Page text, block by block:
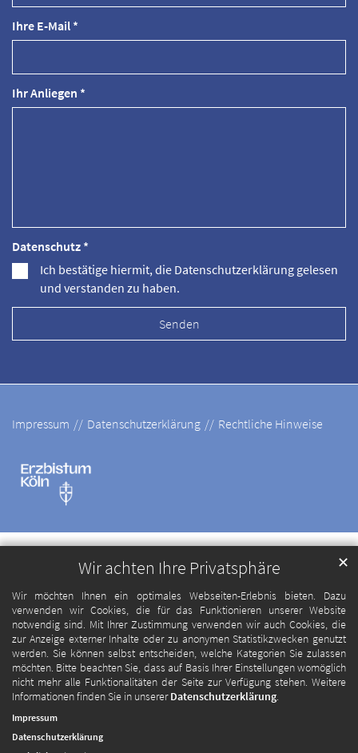
Wir achten Ihre Privatsphäre
Wir möchten Ihnen ein optimales Webseiten-Erlebnis bieten. Dazu
verwenden wir Cookies, die für das Funktionieren unserer Website
notwendig sind. Mit Ihrer Zustimmung verwenden wir auch Cookies, die
zur Anzeige externer Inhalte oder zu anonymen Statistikzwecken genutzt
werden. Sie können selbst entscheiden, welche Kategorien Sie zulassen
möchten. Bitte beachten Sie, dass auf Basis Ihrer Einstellungen womöglich
nicht mehr alle Funktionalitäten der Seite zur Verfügung stehen. Weitere
Informationen finden Sie in unsererDatenschutzerklärung.
✕
Impressum
Datenschutzerklärung
Ihre E-Mail *
Ihr Anliegen *
Datenschutz *
Ich bestätige hiermit, die Datenschutzerklärung gelesen
und verstanden zu haben.
Impressum Datenschutzerklärung Rechtliche Hinweise